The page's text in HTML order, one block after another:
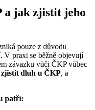
a jak zjistit jeho
pouze z důvodu
V praxi se běžně objevují
závazku vůči ČKP vůbec
dluh u ČKP, a
patří: